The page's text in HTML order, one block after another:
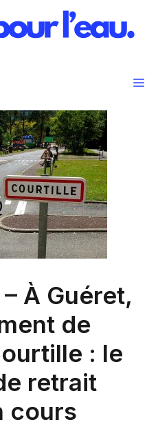
À Guéret,
de
: le
retrait
cours